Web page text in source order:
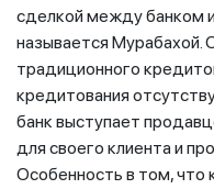
сделкой между банком
называется Мурабахой.
традиционного
кредитования
банк выступает
для своего клиента и
Особенность в том, что